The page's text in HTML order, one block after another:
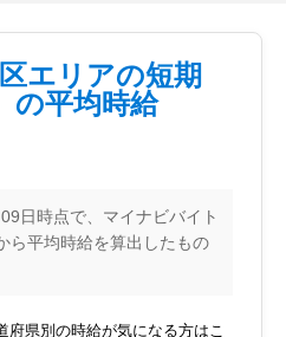
エリアの短期
の平均時給
日時点で、マイナビバイト
ら平均時給を算出したもの
府県別の時給が気になる方はこ